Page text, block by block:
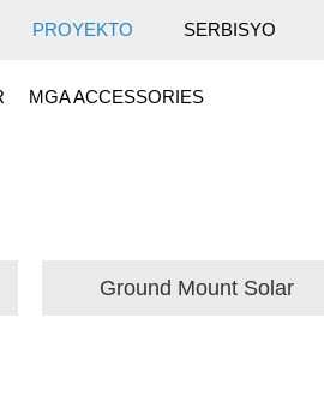
PROYEKTO SERBISYO
MGA ACCESSORIES
Ground Mount Solar